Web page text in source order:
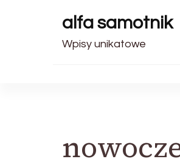
alfa samotnik
Wpisy unikatowe